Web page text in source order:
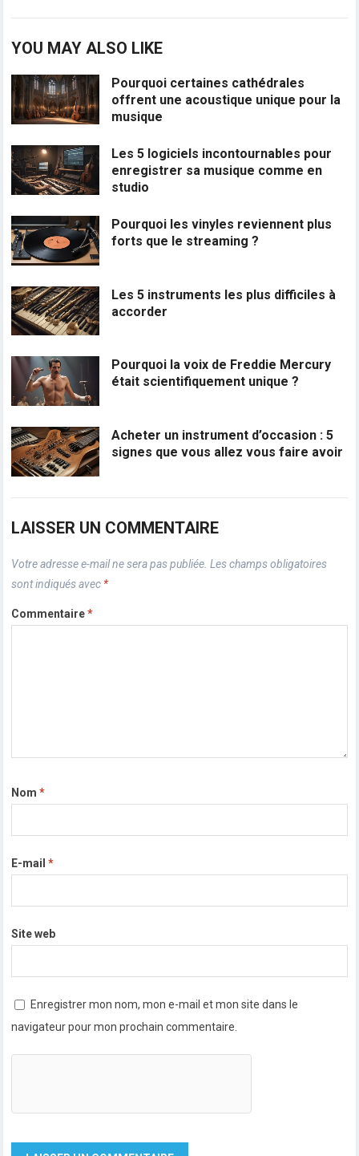
YOU MAY ALSO LIKE
Pourquoi certaines cathédrales
offrent une acoustique unique pour la
musique
Les 5 logiciels incontournables pour
enregistrer sa musique comme en
studio
Pourquoi les vinyles reviennent plus
forts que le streaming ?
Les 5 instruments les plus difficiles à
accorder
Pourquoi la voix de Freddie Mercury
était scientifiquement unique ?
Acheter un instrument d’occasion : 5
signes que vous allez vous faire avoir
LAISSER UN COMMENTAIRE
Votre adresse e-mail ne sera pas publiée. Les champs obligatoires
sont indiqués avec *
Commentaire*
Nom*
E-mail*
Site web
Enregistrer mon nom, mon e-mail et mon site dans le
navigateur pour mon prochain commentaire.